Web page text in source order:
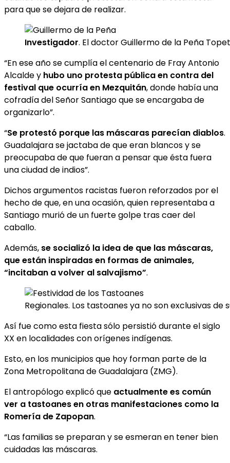
para que se dejara de realizar.
Investigador. El doctor Guillermo de la Peña
“En ese año se cumplía el centenario de Fray Antonio
Alcalde y hubo uno protesta pública en contra del
festival que ocurría en Mezquitán, donde había una
cofradía del Señor Santiago que se encargaba de
organizarlo”.
“Se protestó porque las máscaras parecían diablos.
Guadalajara se jactaba de que eran blancos y se
preocupaba de que fueran a pensar que ésta fuera
una ciudad de indios”.
Dichos argumentos racistas fueron reforzados por el
hecho de que, en una ocasión, quien representaba a
Santiago murió de un fuerte golpe tras caer del
caballo.
Además, se socializó la idea de que las máscaras,
que están inspiradas en formas de animales,
“incitaban a volver al salvajismo”.
Regionales. Los tastoanes ya no son exclusivas
Así fue como esta fiesta sólo persistió durante el siglo
XX en localidades con orígenes indígenas.
Esto, en los municipios que hoy forman parte de la
Zona Metropolitana de Guadalajara (ZMG).
El antropólogo explicó que actualmente es común
ver a tastoanes en otras manifestaciones como la
Romería de Zapopan.
“Las familias se preparan y se esmeran en tener bien
cuidadas las máscaras.